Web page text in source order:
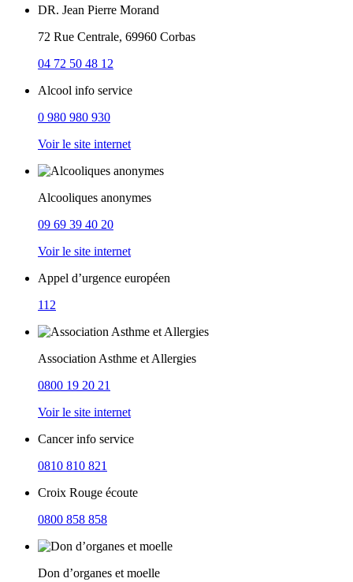
DR. Jean Pierre Morand
72 Rue Centrale, 69960 Corbas
04 72 50 48 12
Alcool info service
0 980 980 930
Voir le site internet
Alcooliques anonymes
09 69 39 40 20
Voir le site internet
Appel d’urgence européen
112
Association Asthme et Allergies
0800 19 20 21
Voir le site internet
Cancer info service
0810 810 821
Croix Rouge écoute
0800 858 858
Don d’organes et moelle